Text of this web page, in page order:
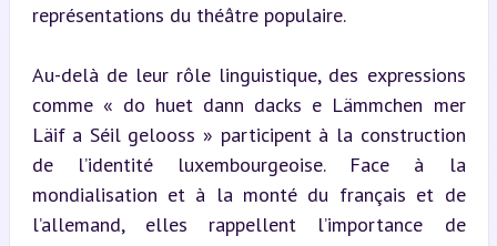
représentations du théâtre populaire.
Au-delà de leur rôle linguistique, des expressions
comme « do huet dann dacks e Lämmchen mer
Läif a Séil gelooss » participent à la construction
de l’identité luxembourgeoise. Face à la
mondialisation et à la monté du français et de
l’allemand, elles rappellent l’importance de